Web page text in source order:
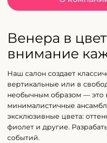
Венера в
внимание
Наш салон создает
вертикальные или в
необычным образом — это
минималистичные
эксклюзивные цвета:
фиолет и другие.
событий.